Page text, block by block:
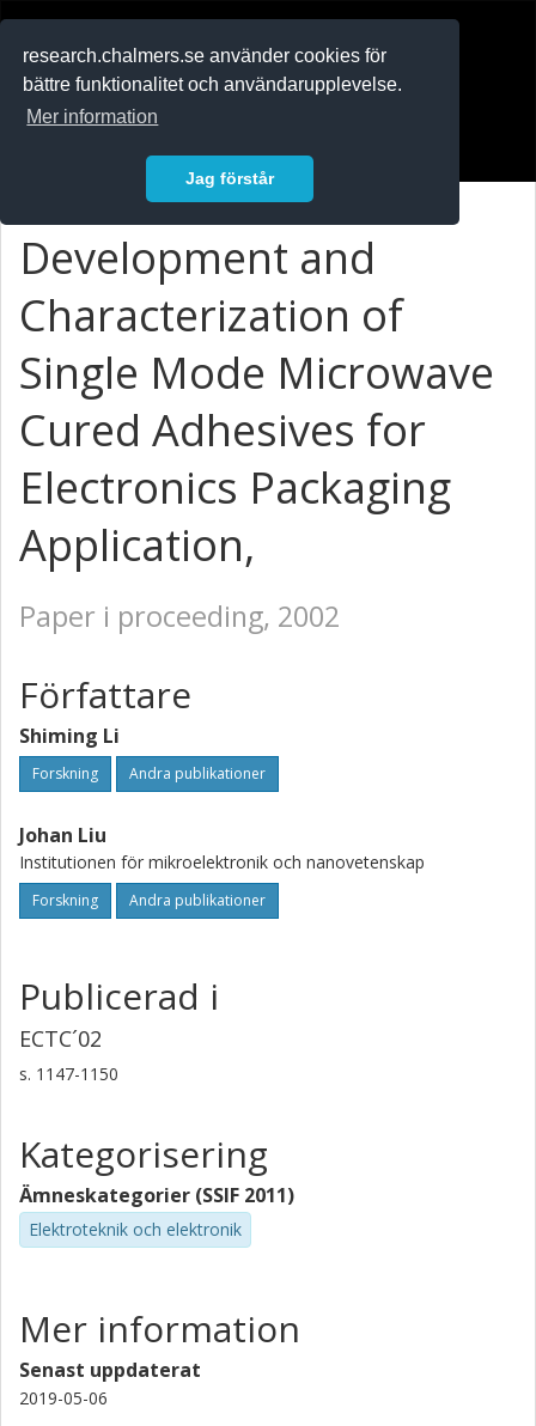
research.chalmers.se använder cookies för
bättre funktionalitet och användarupplevelse.
Mer information
Jag förstår
Development and
Characterization of
Single Mode Microwave
Cured Adhesives for
Electronics Packaging
Application,
Paper i proceeding, 2002
Författare
Shiming Li
Forskning Andra publikationer
Johan Liu
Institutionen för mikroelektronik och nanovetenskap
Forskning Andra publikationer
Publicerad i
ECTC´02
s. 1147-1150
Kategorisering
Ämneskategorier (SSIF 2011)
Elektroteknik och elektronik
Mer information
Senast uppdaterat
2019-05-06